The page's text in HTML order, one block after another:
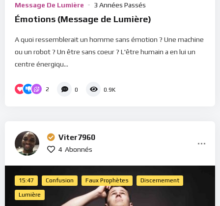
Message De Lumière 3 Années Passés
Émotions (Message de Lumière)
A quoi ressemblerait un homme sans émotion ? Une machine
ou un robot ? Un être sans coeur ? L'être humain a en lui un
centre énergiqu...
2 0 0.9K
Viter7960
4 Abonnés
15:47 Confusion Faux Prophètes Discernement
Lumière